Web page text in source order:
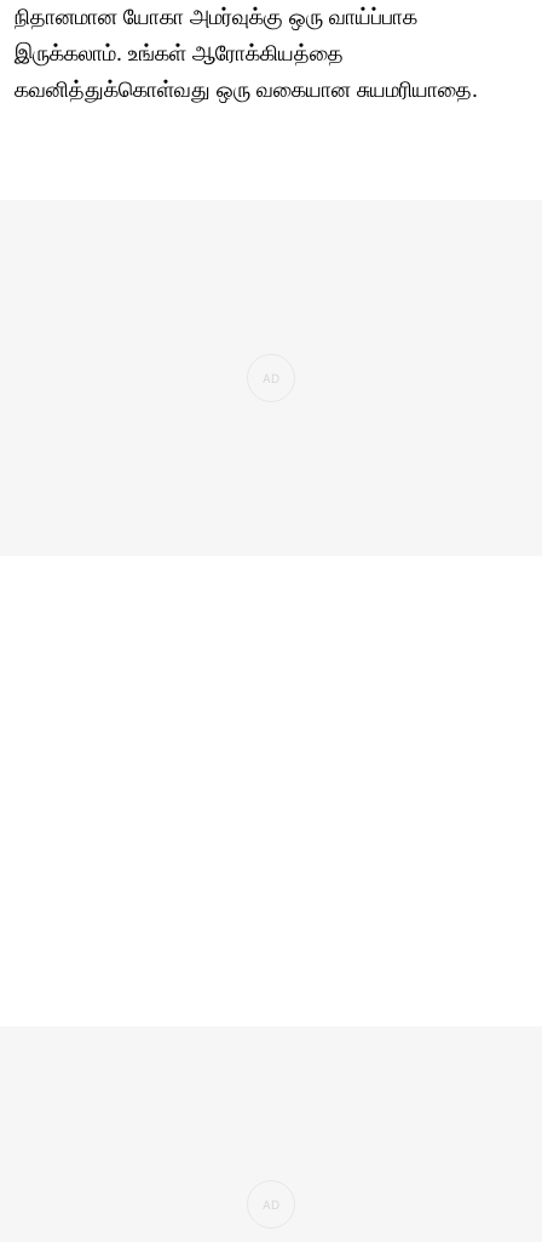
நிதானமான யோகா அமர்வுக்கு ஒரு வாய்ப்பாக
இருக்கலாம். உங்கள் ஆரோக்கியத்தை
கவனித்துக்கொள்வது ஒரு வகையான சுயமரியாதை.